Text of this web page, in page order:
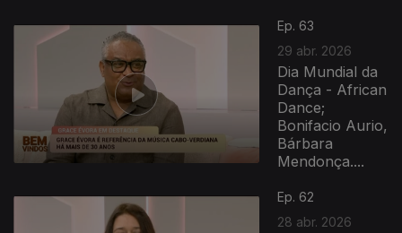
Ep. 63
29 abr. 2026
Dia Mundial da
Dança - African
Dance;
Bonifacio Aurio,
Bárbara
Mendonça....
Ep. 62
28 abr. 2026